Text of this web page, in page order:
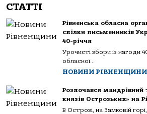
СТАТТІ
Рівненська обласна
спілки письменників
40-річчя
Урочисті збори із нагоди
обласної...
НОВИНИ РІВНЕНЩИНИ
Розпочався
князів Острозьких» на
В Острозі, на Замковій горі,